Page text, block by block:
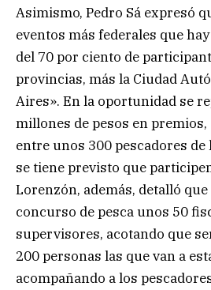
Asimismo, Pedro Sá expresó
eventos más federales que
del 70 por ciento de
provincias, más la Ciudad
Aires». En la oportunidad se
millones de pesos en
entre unos 300 pescadores
se tiene previsto que
Lorenzón, además, detalló
concurso de pesca unos 50
supervisores, acotando que
200 personas las que van a
acompañando a los